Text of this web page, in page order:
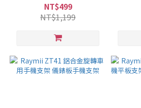
NT$499
NT$1,199